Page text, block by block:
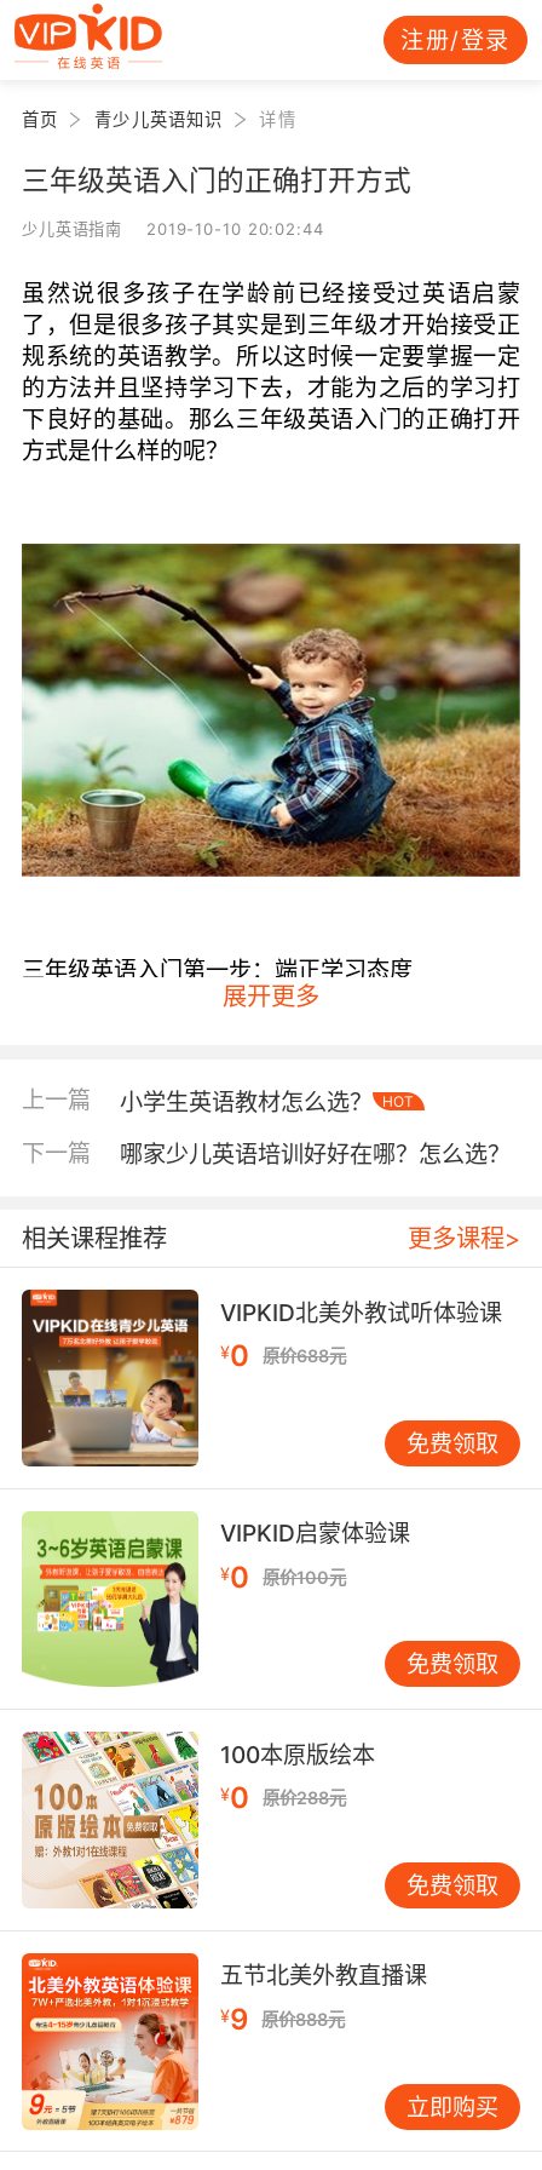
注册/登录
首页 青少儿英语知识 详情
三年级英语入门的正确打开方式
少儿英语指南 2019-10-10 20:02:44
虽然说很多孩子在学龄前已经接受过英语启蒙
了，但是很多孩子其实是到三年级才开始接受正
规系统的英语教学。所以这时候一定要掌握一定
的方法并且坚持学习下去，才能为之后的学习打
下良好的基础。那么三年级英语入门的正确打开
方式是什么样的呢？
三年级英语入门第一步：端正学习态度
让他们明白学习英语的重要性。学习英语不是为
了老师更不是为了自己的爸妈，是为了自己可以
多掌握一门实用的英语语言技能，对之后的学习
三年级英语入门第二步：培养学习兴趣
孩子学习英语最重要的两个点就是兴趣和习惯，
兴趣是孩子学习英语这门语言最好的老师。当然
一开始孩子对于一门新的学科都是感兴趣的，只
是他们的注意力很难在一件事情上集中太长的时
间，所以可以从孩子感兴趣的方面入手，比如孩
既可以满足孩子的兴趣爱好更是可以让他们学到
不少的英语知识，在轻松愉快的氛围中孩子自然
可以接受更多的英语知识。
三年级英语入门第三步：练习听力和口语
想要彻底摆脱哑巴英语的困扰，那么建议大家就
要从小练习听力和口语，可以多听一些有趣的英
文歌谣或者是专业的录音磁带，无论是在学校还
是在家都要进行有效的英语听力输入。有了一定
听力的积累之后可以开始练习口语，最有效的方
也要加强练习才能将自己的口语练得更加熟练。
三年级英语入门最后一点就是阅读，无论是学习
哪门语言都离不开阅读，阅读可以帮助激烈不少
的词汇和英语知识，希望以上分享能为大家学习
带去帮助。
展开更多
上一篇 小学生英语教材怎么选？ HOT
下一篇 哪家少儿英语培训好好在哪？怎么选？
相关课程推荐 更多课程>
VIPKID北美外教试听体验课
¥0 原价688元
免费领取
VIPKID启蒙体验课
¥0 原价100元
免费领取
100本原版绘本
¥0 原价288元
免费领取
五节北美外教直播课
¥9 原价888元
立即购买